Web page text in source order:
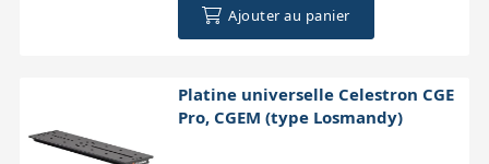
Ajouter au panier
Platine universelle Celestron CGE
Pro, CGEM (type Losmandy)